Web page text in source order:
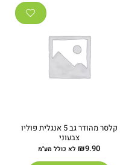
קלסר מהודר גב 5 אנגלית פוליו
צבעוני
₪9.90 לא כולל מע"מ